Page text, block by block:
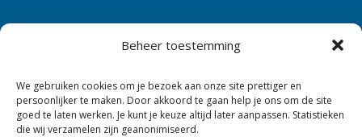
Beheer toestemming
We gebruiken cookies om je bezoek aan onze site prettiger en
persoonlijker te maken. Door akkoord te gaan help je ons om de site
goed te laten werken. Je kunt je keuze altijd later aanpassen. Statistieken
die wij verzamelen zijn geanonimiseerd.